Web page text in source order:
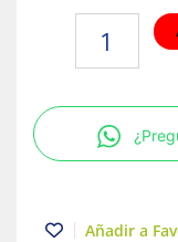
2x50W
Blanco
Illux
Añadir a